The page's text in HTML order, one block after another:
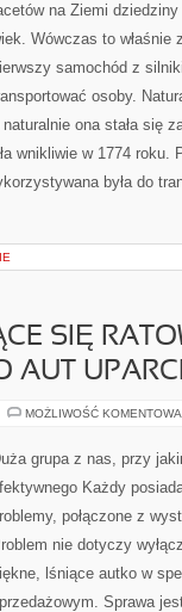
na Ziemi
Wówczas to właśnie
samochód z
osoby.
ona stała się
wnikliwie w 1774 roku.
była do
SIĘ
AUT
MOŻLIWOŚĆ
grupa z nas, przy
Każdy
połączone z
nie dotyczy
lśniące autko w
Sprawa